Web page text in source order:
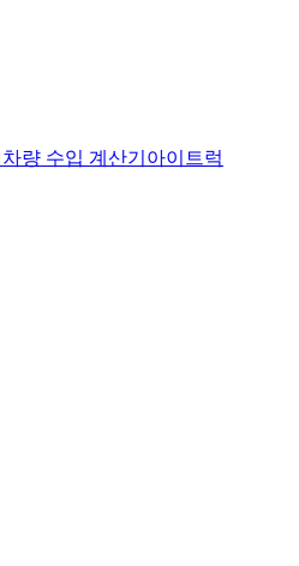
차량 수입 계산기 아이트럭